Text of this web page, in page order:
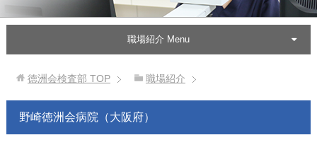
徳洲会検査部 TOP 職場紹介
野崎徳洲会病院（大阪府）
職場紹介 Menu